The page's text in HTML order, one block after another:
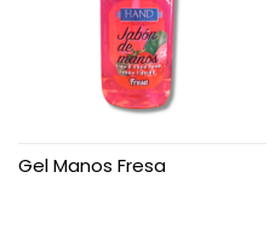
Gel Manos Fresa